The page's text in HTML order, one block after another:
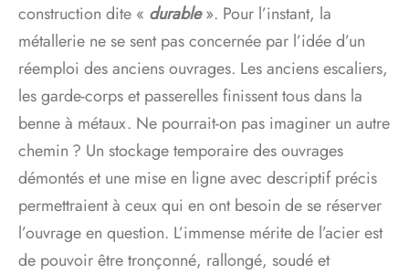
construction dite « durable». Pour l’instant, la
métallerie ne se sent pas concernée par l’idée d’un
réemploi des anciens ouvrages. Les anciens escaliers,
les garde-corps et passerelles finissent tous dans la
benne à métaux. Ne pourrait-on pas imaginer un autre
chemin ? Un stockage temporaire des ouvrages
démontés et une mise en ligne avec descriptif précis
permettraient à ceux qui en ont besoin de se réserver
l’ouvrage en question. L’immense mérite de l’acier est
de pouvoir être tronçonné, rallongé, soudé et